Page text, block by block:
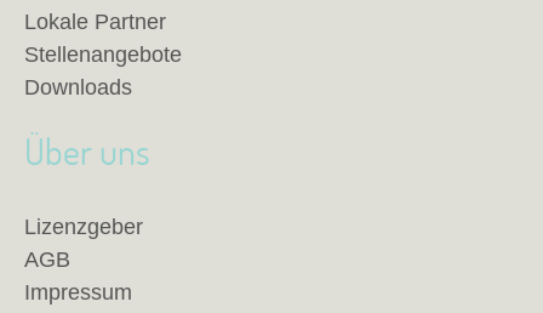
Lokale Partner
Stellenangebote
Downloads
Über uns
Lizenzgeber
AGB
Impressum